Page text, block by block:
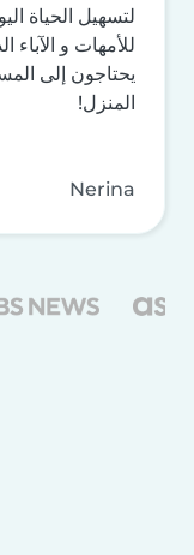
لتسهيل الحياة
للأمهات و الآباء
يحتاجون إلى
المنزل!
Nerina